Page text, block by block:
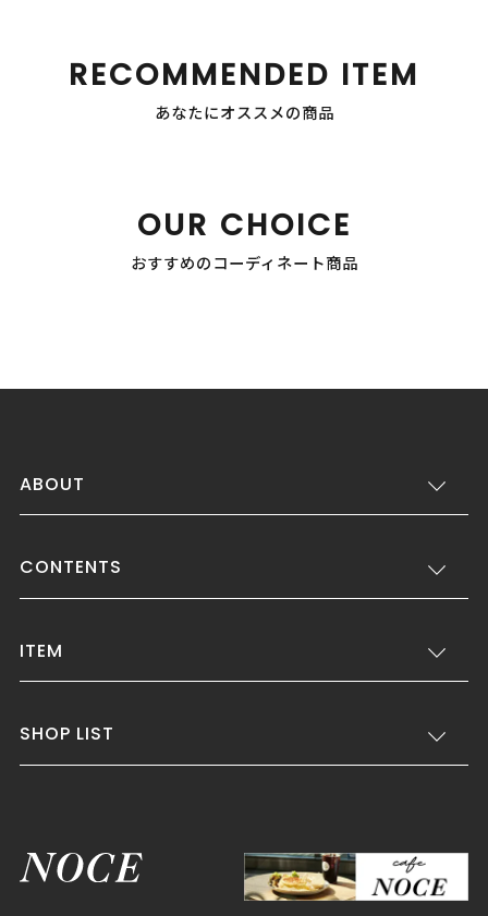
RECOMMENDED ITEM
あなたにオススメの商品
OUR CHOICE
おすすめのコーディネート商品
ABOUT
CONTENTS
ITEM
SHOP LIST